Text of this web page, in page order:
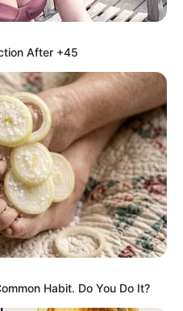
หมอดู 10 โหราศาสตร์สุดแปลก
Thailand Only
17 เม.ย. 2015
ค้นหาความฝัน
After +45
Habit. Do You Do It?